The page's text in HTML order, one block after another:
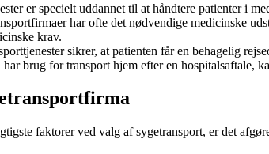
er specielt uddannet til at håndtere patienter i
har ofte det nødvendige medicinske
krav.
sikrer, at patienten får en behagelig
brug for transport hjem efter en hospitalsaftale,
faktorer ved valg af sygetransport, er det